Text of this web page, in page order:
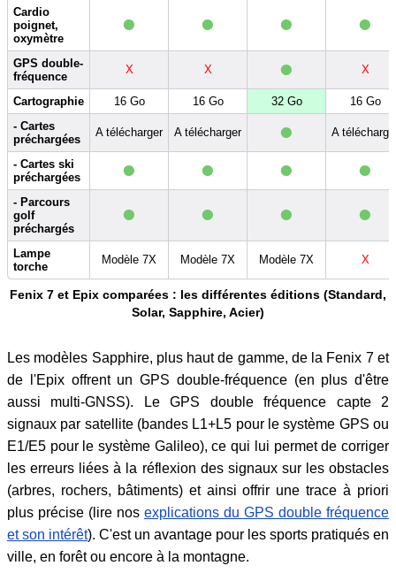
Cardio
poignet,
oxymètre
• • • •
GPS double-
fréquence
X X • X
Cartographie 16 Go 16 Go 32 Go
16 Go
- Cartes
préchargées
A télécharger A télécharger • A
- Cartes ski
préchargées
• • • •
- Parcours
golf
préchargés
• • • •
Lampe
torche
Modèle 7X Modèle 7X Modèle 7X X
Fenix 7 et Epix comparées : les différentes éditions (Standard,
Solar, Sapphire, Acier)
Les modèles Sapphire, plus haut de gamme, de la Fenix 7 et
de l'Epix offrent un GPS double-fréquence (en plus d'être
aussi multi-GNSS). Le GPS double fréquence capte 2
signaux par satellite (bandes L1+L5 pour le système GPS ou
E1/E5 pour le système Galileo), ce qui lui permet de corriger
les erreurs liées à la réflexion des signaux sur les obstacles
(arbres, rochers, bâtiments) et ainsi offrir une trace à priori
plus précise (lire nos explications du GPS double fréquence
et son intérêt). C'est un avantage pour les sports pratiqués en
ville, en forêt ou encore à la montagne.